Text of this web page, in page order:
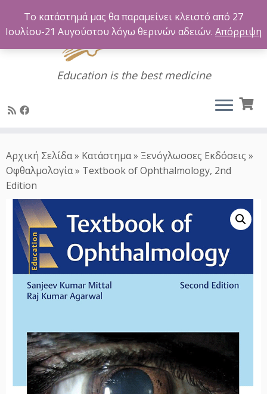
στο
περιεχόμενο
Education is the best medicine
Αρχική Σελίδα» Κατάστημα» Ξενόγλωσσες Εκδόσεις »
Οφθαλμολογία» Textbook of Ophthalmology, 2nd
Edition
Το κατάστημά μας θα παραμείνει κλειστό από 27
Ιουλίου-21 Αυγούστου λόγω θερινών αδειών. Απόρριψη